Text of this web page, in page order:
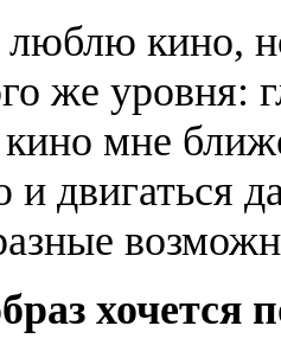
кино, но
же уровня:
мне
двигаться
хочется